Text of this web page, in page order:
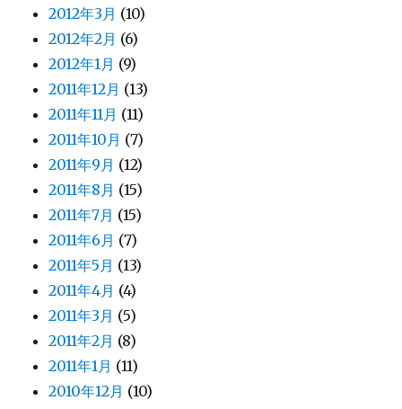
2012年3月 (10)
2012年2月 (6)
2012年1月 (9)
2011年12月 (13)
2011年11月 (11)
2011年10月 (7)
2011年9月 (12)
2011年8月 (15)
2011年7月 (15)
2011年6月 (7)
2011年5月 (13)
2011年4月 (4)
2011年3月 (5)
2011年2月 (8)
2011年1月 (11)
2010年12月 (10)